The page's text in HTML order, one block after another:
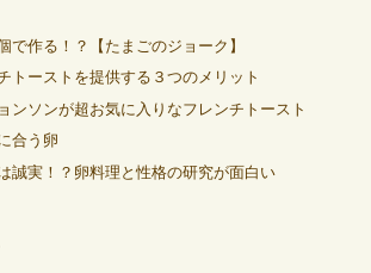
で作る！？【たまごのジョーク】
トーストを提供する３つのメリット
ンソンが超お気に入りなフレンチトースト
合う卵
誠実！？卵料理と性格の研究が面白い